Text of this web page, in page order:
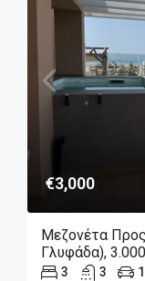
€3,000
Μεζονέτα
Γλυφάδα),
3 3 1